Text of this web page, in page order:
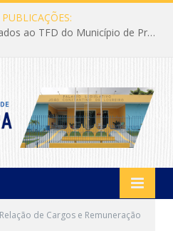
Entrega dos veículos destinados ao TFD do Município de Primavera
Relação de Cargos e Remuneração